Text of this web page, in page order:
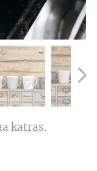
katras.